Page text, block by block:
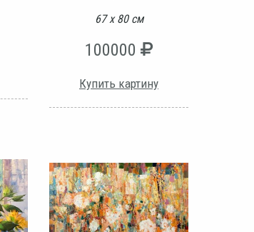
67 х 80 см
100000
Купить картину